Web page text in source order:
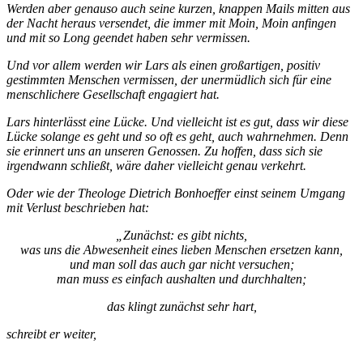
Werden aber genauso auch seine kurzen, knappen Mails mitten aus
der Nacht heraus versendet, die immer mit Moin, Moin anfingen
und mit so Long geendet haben sehr vermissen.
Und vor allem werden wir Lars als einen großartigen, positiv
gestimmten Menschen vermissen, der unermüdlich sich für eine
menschlichere Gesellschaft engagiert hat.
Lars hinterlässt eine Lücke. Und vielleicht ist es gut, dass wir diese
Lücke solange es geht und so oft es geht, auch wahrnehmen. Denn
sie erinnert uns an unseren Genossen. Zu hoffen, dass sich sie
irgendwann schließt, wäre daher vielleicht genau verkehrt.
Oder wie der Theologe Dietrich Bonhoeffer einst seinem Umgang
mit Verlust beschrieben hat:
„Zunächst: es gibt nichts,
was uns die Abwesenheit eines lieben Menschen ersetzen kann,
und man soll das auch gar nicht versuchen;
man muss es einfach aushalten und durchhalten;
das klingt zunächst sehr hart,
schreibt er weiter,